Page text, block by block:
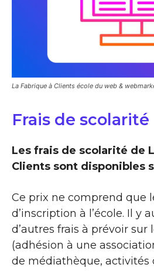
La Fabrique à Clients école du web &
Frais de scolarité
Les frais de scolarité de
Clients sont disponibles
Ce prix ne comprend que
d’inscription à l’école. Il y
d’autres frais à prévoir sur
(adhésion à une
de médiathèque, activités